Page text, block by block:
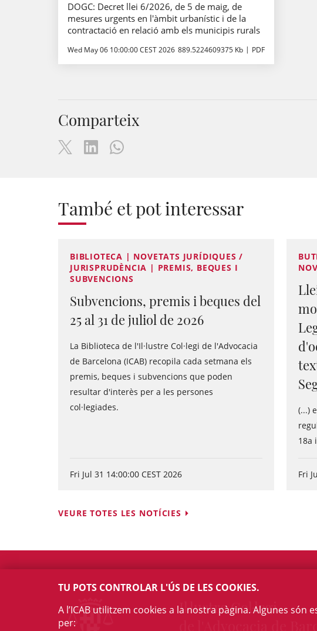
DOGC: Decret llei 6/2026, de 5 de maig, de
mesures urgents en l'àmbit urbanístic i de la
contractació en relació amb els municipis rurals
Wed May 06 10:00:00 CEST 2026 889.5224609375 Kb PDF
Comparteix
També et pot interessar
BIBLIOTECA | NOVETATS JURÍDIQUES /
JURISPRUDÈNCIA | PREMIS, BEQUES I
SUBVENCIONS
Subvencions, premis i beques del
25 al 31 de juliol de 2026
La Biblioteca de l'Il·lustre Col·legi de l'Advocacia
de Barcelona (ICAB) recopila cada setmana els
premis, beques i subvencions que poden
resultar d'interès per a les persones
col·legiades.
Fri Jul 31 14:00:00 CEST 2026
(...)
18a
Fri
VEURE TOTES LES NOTÍCIES
Il·lustre Col·legi
TU POTS CONTROLAR L'ÚS DE LES COOKIES.
A l’ICAB utilitzem cookies a la nostra pàgina. Algunes
per: